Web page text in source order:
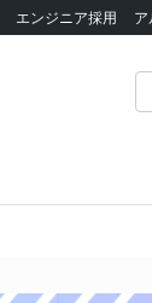
エンジニア採用